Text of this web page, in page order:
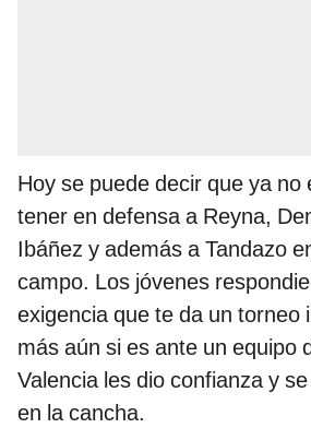
Hoy se puede decir que ya no
tener en defensa a Reyna,
Ibáñez y además a Tandazo
campo. Los jóvenes
exigencia que te da un torneo
más aún si es ante un equipo
Valencia les dio confianza y
en la cancha.